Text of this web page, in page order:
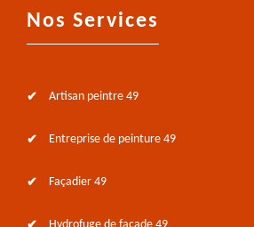
Nos Services
Artisan peintre 49
Entreprise de peinture 49
Façadier 49